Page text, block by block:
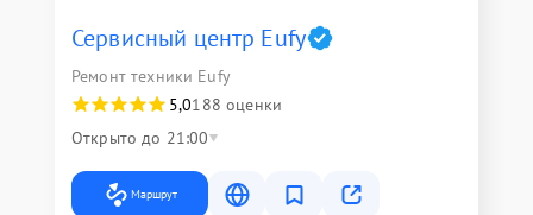
Сервисный центр Eufy
Ремонт техники Eufy
5,0188 оценки
Открыто до 21:00
Маршрут